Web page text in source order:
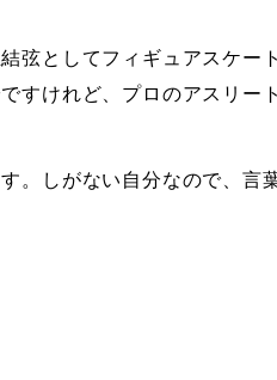
弦としてフィギュアスケー
すけれど、プロのアスリー
。しがない自分なので、言